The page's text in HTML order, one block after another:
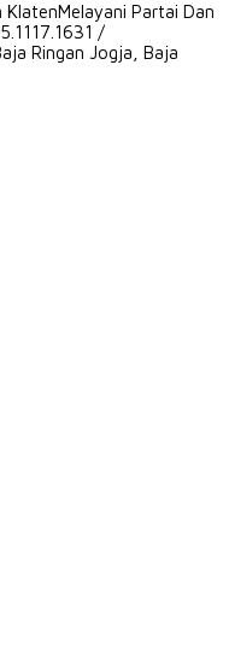
KlatenMelayani Partai Dan
/
Ringan Jogja, Baja